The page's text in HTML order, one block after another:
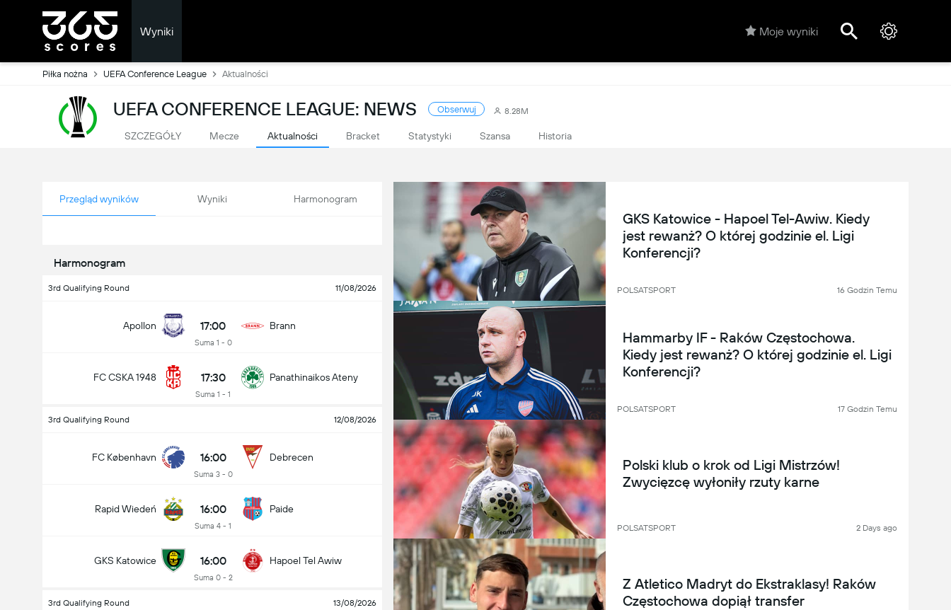
Wyniki Moje wyniki
Piłka nożna UEFA Conference League Aktualności
UEFA CONFERENCE LEAGUE: NEWS Obserwuj 8.28M
SZCZEGÓŁY Mecze Aktualności Bracket Statystyki Szansa Historia
Przegląd wyników Wyniki Harmonogram
Harmonogram
3rd Qualifying Round 11/08/2026
Apollon 17:00
Suma 1 - 0
Brann
FC CSKA 1948 17:30
Suma 1 - 1
Panathinaikos Ateny
3rd Qualifying Round 12/08/2026
FC København 16:00
Suma 3 - 0
Debrecen
Rapid Wiedeń 16:00
Suma 4 - 1
Paide
GKS Katowice 16:00
Suma 0 - 2
Hapoel Tel Awiw
3rd Qualifying Round 13/08/2026
GKS Katowice - Hapoel Tel-Awiw. Kiedy
jest rewanż? O której godzinie el. Ligi
Konferencji?
POLSATSPORT 16 Godzin Temu
Hammarby IF - Raków Częstochowa.
Kiedy jest rewanż? O której godzinie el. Ligi
Konferencji?
POLSATSPORT 17 Godzin Temu
Polski klub o krok od Ligi Mistrzów!
Zwycięzcę wyłoniły rzuty karne
POLSATSPORT 2 Days ago
Z Atletico Madryt do Ekstraklasy! Raków
Częstochowa dopiął transfer